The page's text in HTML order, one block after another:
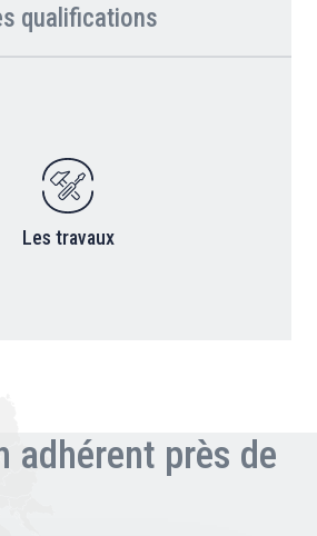
qualifications
Les travaux
adhérent près de